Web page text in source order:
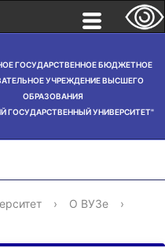
ГОСУДАРСТВЕННОЕ БЮДЖЕТНОЕ
УЧРЕЖДЕНИЕ ВЫСШЕГО
ОБРАЗОВАНИЯ
ГОСУДАРСТВЕННЫЙ УНИВЕРСИТЕТ"
ДЕЯТЕЛЬНОСТЬ
› О ВУЗе
›